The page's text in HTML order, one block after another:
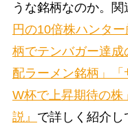
うな銘柄なのか。関
円の10倍株ハンタ
柄でテンバガー達
配ラーメン銘柄」
W杯で上昇期待の株
説』 で詳しく紹介し